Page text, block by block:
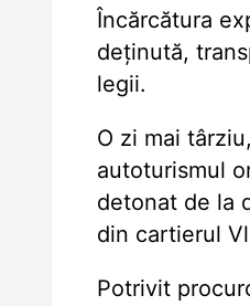
Încărcătura
deținută,
legii.
O zi mai
autoturismul
detonat de la
din cartierul
Potrivit